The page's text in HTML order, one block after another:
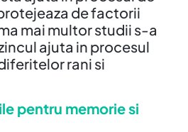
de factorii
mai multor studii s-a
ajuta in procesul
rani si
pentru memorie si